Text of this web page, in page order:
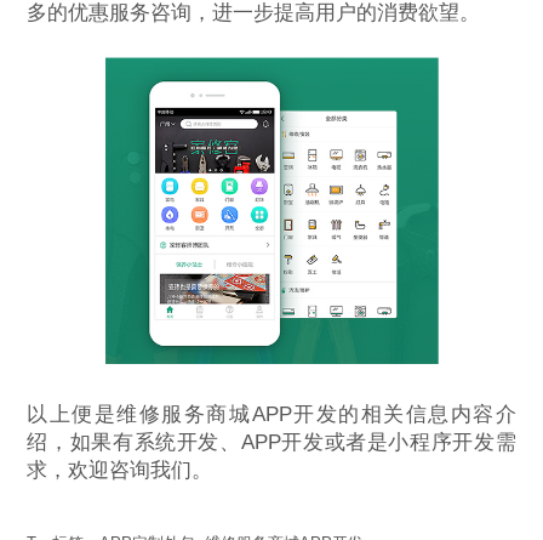
多的优惠服务咨询，进一步提高用户的消费欲望。
以上便是维修服务商城APP开发的相关信息内容介
绍，如果有系统开发、APP开发或者是小程序开发需
求，欢迎咨询我们。